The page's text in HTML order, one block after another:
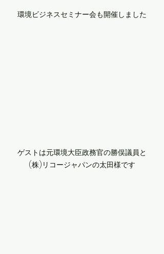
環境ビジネスセミナー会も開催しました
ゲストは元環境大臣政務官の勝俣議員と
(株)リコージャパンの太田様です